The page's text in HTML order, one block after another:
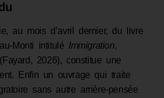
au mois d’avril dernier, du livre
Monti intitulé Immigration,
(Fayard, 2026), constitue une
Enfin un ouvrage qui traite
sans autre arrière-pensée